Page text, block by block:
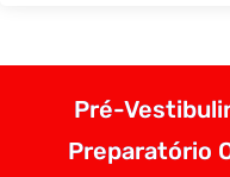
Pré-
Preparatório